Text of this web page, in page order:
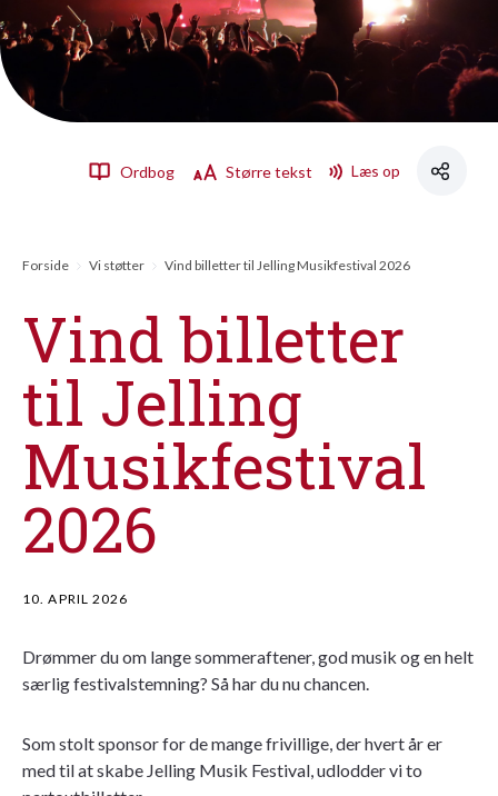
Ordbog Større tekst Læs op
Forside Vi støtter Vind billetter til Jelling Musikfestival 2026
Vind billetter
til Jelling
Musikfestival
2026
10. APRIL 2026
Drømmer du om lange sommeraftener, god musik og en helt
særlig festivalstemning? Så har du nu chancen.
Som stolt sponsor for de mange frivillige, der hvert år er
med til at skabe Jelling Musik Festival, udlodder vi to